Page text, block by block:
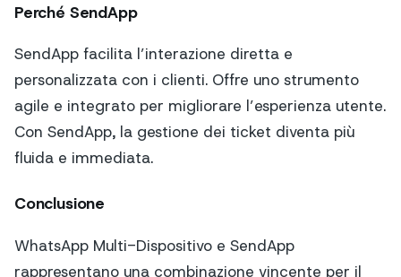
Perché SendApp
SendApp facilita l’interazione diretta e
personalizzata con i clienti. Offre uno strumento
agile e integrato per migliorare l’esperienza utente.
Con SendApp, la gestione dei ticket diventa più
fluida e immediata.
Conclusione
WhatsApp Multi-Dispositivo e SendApp
rappresentano una combinazione vincente per il